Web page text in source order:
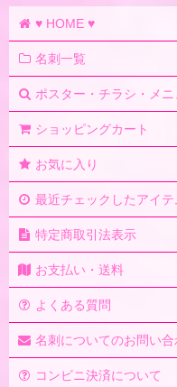
♥ HOME ♥
名刺一覧
ポスター・チラシ・メニ
ショッピングカート
お気に入り
最近チェックしたアイテ
特定商取引法表示
お支払い・送料
よくある質問
名刺についてのお問い合
コンビニ決済について